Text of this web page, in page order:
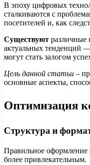
В эпоху цифровых
сталкиваются с
посетителей и, как
Существуют различные
актуальных тенденций
могут стать залогом
Цель данной статьи –
основные аспекты,
Оптимизация
Структура и
Правильное оформление
более привлекательным.